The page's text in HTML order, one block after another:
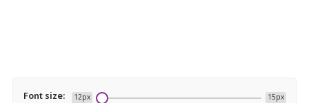
Font size: 12px 15px